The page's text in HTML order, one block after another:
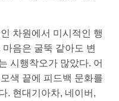
차원에서 미시적인 행
음은 굴뚝 같아도 변
시행착오가 많았다. 어
색 끝에 피드백 문화를
. 현대기아차, 네이버,